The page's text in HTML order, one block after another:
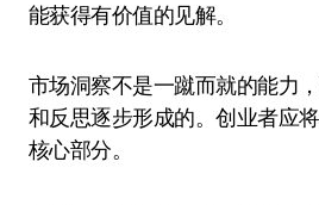
能获得有价值的见解。
市场洞察不是一蹴而就的能力
和反思逐步形成的。创业者应
核心部分。